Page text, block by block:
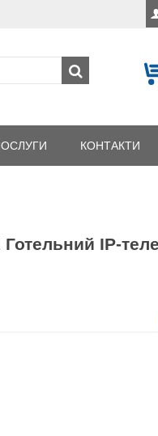
КОНТАКТИ
Готельний IP-